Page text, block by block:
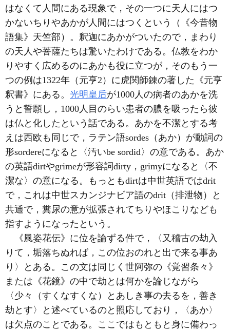
はなくて人間にある現象で，その一つに天人にはつ
かないちりやあかが人間にはつくという（《今昔物
語集》天竺部）。釈迦にあかがついたので，まわり
の天人や菩薩たちは驚いたわけである。仏教をわか
りやすく広めるのにあかも役に立つが，そのもう一
つの例は1322年（元亨2）に虎関師錬の著した《元亨
釈書》にある。 光明皇后が1000人の病者のあかを洗
うと誓願し，1000人目のらい患者の膿を吸ったら彼
は仏と化したという話である。あかを不潔とする考
えは西欧も同じで，ラテン語sordes（あか）が動詞の
形sordereになると〈汚いbe sordid〉の意である。あか
の英語dirtやgrimeが形容詞dirty，grimyになると〈不
潔な〉の意になる。もっともdirtは中世英語ではdrit
で，これは中世スカンジナビア語のdrit（排泄物）と
共通で，糞尿の意が拡張されてちりやほこりなども
指すようになったという。
《風姿花伝》に位を論ずる件で，〈又稽古の劫入
りて，垢落ちぬれば，この位おのれと出で来る事あ
り〉とある。この文は同じく世阿弥の《覚習条々》
または《花鏡》の中で劫とは何かを論じながら
〈少々（すくなすくな）とあしき事の去るを，善き
劫とす〉と述べているのと照応しており，〈あか〉
は欠点のことである。ここではもともと身に備わっ